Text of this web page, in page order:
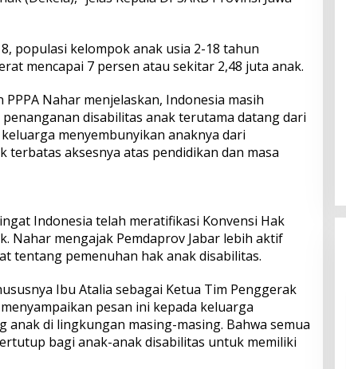
populasi kelompok anak usia 2-18 tahun
mencapai 7 persen atau sekitar 2,48 juta anak.
Nahar menjelaskan, Indonesia masih
disabilitas anak terutama datang dari
menyembunyikan anaknya dari
terbatas aksesnya atas pendidikan dan masa
Indonesia telah meratifikasi Konvensi Hak
Nahar mengajak Pemdaprov Jabar lebih aktif
tentang pemenuhan hak anak disabilitas.
Ibu Atalia sebagai Ketua Tim Penggerak
pesan ini kepada keluarga
di lingkungan masing-masing. Bahwa semua
bagi anak-anak disabilitas untuk memiliki